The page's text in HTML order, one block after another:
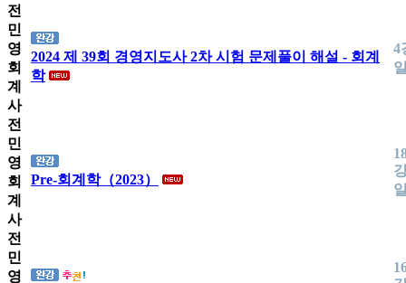
전
민
영
회
계
사
2024 제 39회 경영지도사 2차 시험 문제풀이 해설 - 회계
학
4
전
민
영
회
계
사
Pre-회계학（2023）
전
민
영